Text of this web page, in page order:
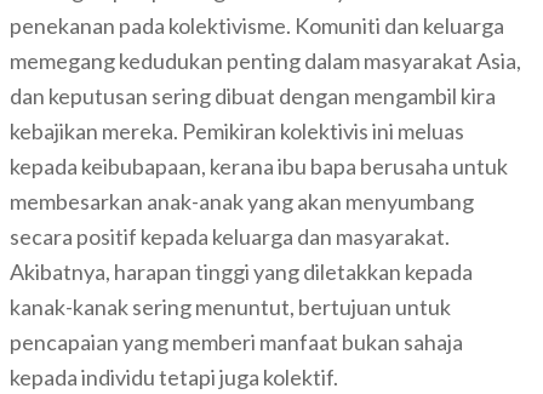
penekanan pada kolektivisme. Komuniti dan keluarga
memegang kedudukan penting dalam masyarakat Asia,
dan keputusan sering dibuat dengan mengambil kira
kebajikan mereka. Pemikiran kolektivis ini meluas
kepada keibubapaan, kerana ibu bapa berusaha untuk
membesarkan anak-anak yang akan menyumbang
secara positif kepada keluarga dan masyarakat.
Akibatnya, harapan tinggi yang diletakkan kepada
kanak-kanak sering menuntut, bertujuan untuk
pencapaian yang memberi manfaat bukan sahaja
kepada individu tetapi juga kolektif.